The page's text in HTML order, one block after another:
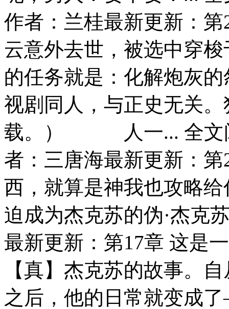
作者：兰桂最新更新：
云意外去世，被选中穿
的任务就是：化解炮灰
视剧同人，与正史无关
载。） 人一... 全文阅
者：三唐海最新更新：
西，就算是神我也攻略
迫成为杰克苏的伪·杰克
最新更新：第17章 这是
【真】杰克苏的故事。
之后，他的日常就变成